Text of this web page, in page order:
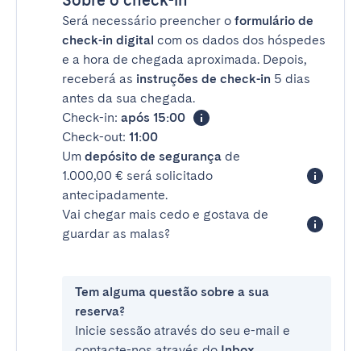
Será necessário preencher o formulário de
check-in digital com os dados dos hóspedes
e a hora de chegada aproximada. Depois,
receberá as instruções de check-in 5 dias
antes da sua chegada.
Check-in: após 15:00
Check-out: 11:00
Um depósito de segurança de
1.000,00 € será solicitado
antecipadamente.
Vai chegar mais cedo e gostava de
guardar as malas?
Tem alguma questão sobre a sua
reserva?
Inicie sessão através do seu e-mail e